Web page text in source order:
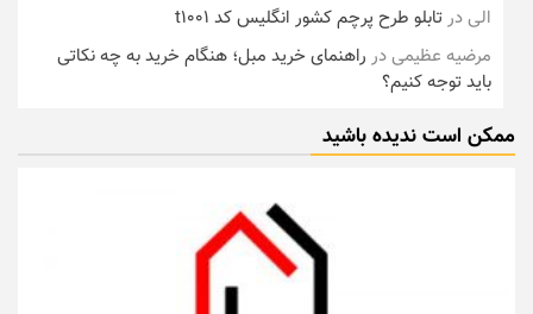
الیدرتابلو طرح پرچم کشور انگلیس کد t1001
مرضیه عظیمیدر راهنمای خرید مبل؛ هنگام خرید به چه نکاتی
باید توجه کنیم؟
ممکن است ندیده باشید